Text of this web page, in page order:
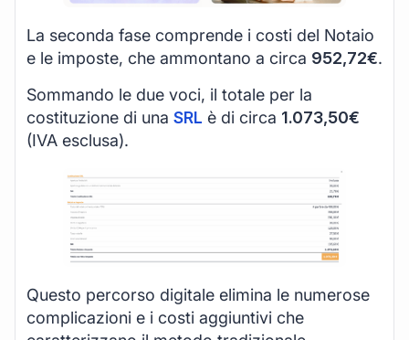
La seconda fase comprende i costi del Notaio
e le imposte, che ammontano a circa 952,72€.
Sommando le due voci, il totale per la
costituzione di una SRL è di circa 1.073,50€
(IVA esclusa).
Questo percorso digitale elimina le numerose
complicazioni e i costi aggiuntivi che